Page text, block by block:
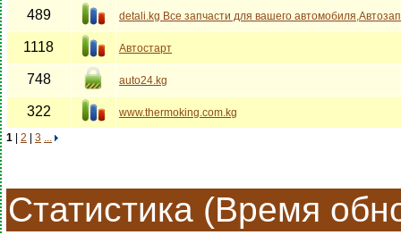
489 detali.kg Все запчасти для вашего
1118 Автостарт
748 auto24.kg
322
www.thermoking.com.kg
1
2 3 ...
Статистика (Время